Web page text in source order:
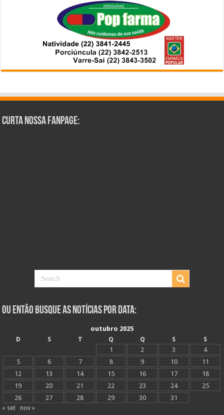
Curta Nossa Fanpage:
Ou Então Busque as Notícias Por Data:
outubro 2025
D
S T Q Q S
S
1
2 3
4
5
6 7 8 9 10
11
12
13 14 15 16 17
18
19
20 21 22 23 24
25
26
27 28 29 30
31
« set
nov »